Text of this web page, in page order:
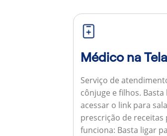
Médico na
Serviço de
cônjuge e filhos.
acessar o link para
prescrição de
funciona: Basta ligar